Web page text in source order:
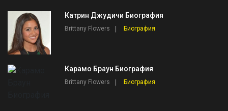
Катрин Джудичи Биография
Brittany Flowers Биография
Карамо Браун Биография
Brittany Flowers Биография